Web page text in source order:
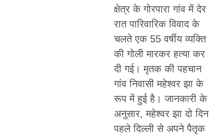
क्षेत्र के गोरपारा गांव में देर
रात पारिवारिक विवाद के
चलते एक 55 वर्षीय व्यक्ति
की गोली मारकर हत्या कर
दी गई। मृतक की पहचान
गांव निवासी महेश्वर झा के
रूप में हुई है। जानकारी के
अनुसार, महेश्वर झा दो दिन
पहले दिल्ली से अपने पैतृक